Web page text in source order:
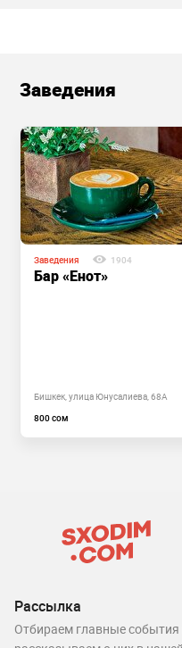
Заведения
Заведения 1904
Бар «Енот»
Бишкек, улица Юнусалиева, 68А
800 сом
Рассылка
Отбираем главные события